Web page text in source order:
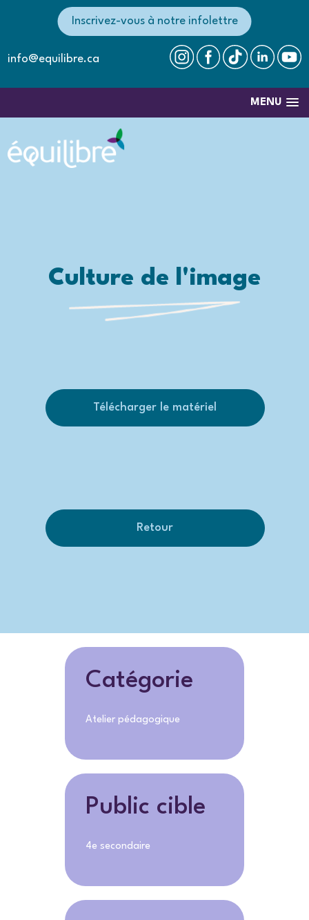
info@equilibre.ca
Inscrivez-vous à notre infolettre
MENU
Culture de l'image
Télécharger le matériel
Retour
Catégorie
Atelier pédagogique
Public cible
4e secondaire